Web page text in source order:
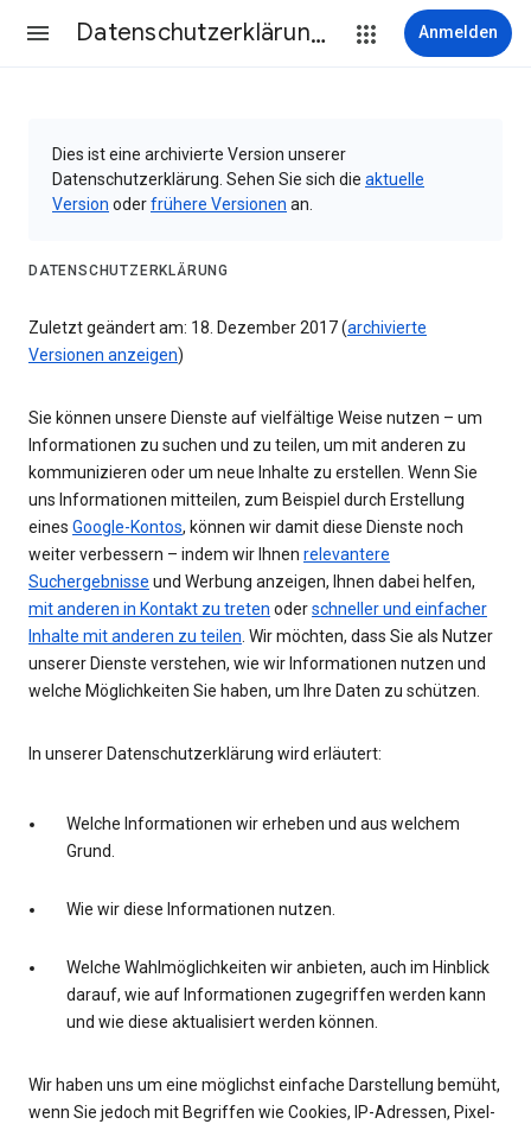
Datenschutzerklärung & Nutzungsbedingungen Anmelden
Dies ist eine archivierte Version unserer
Datenschutzerklärung. Sehen Sie sich die aktuelle
Version oderfrühere Versionen an.
DATENSCHUTZERKLÄRUNG
Zuletzt geändert am: 18. Dezember 2017 (archivierte
Versionen anzeigen)
Sie können unsere Dienste auf vielfältige Weise nutzen – um
Informationen zu suchen und zu teilen, um mit anderen zu
kommunizieren oder um neue Inhalte zu erstellen. Wenn Sie
uns Informationen mitteilen, zum Beispiel durch Erstellung
eines Google-Kontos, können wir damit diese Dienste noch
weiter verbessern – indem wir Ihnen relevantere
Suchergebnisse und Werbung anzeigen, Ihnen dabei helfen,
mit anderen in Kontakt zu treten oderschneller und einfacher
Inhalte mit anderen zu teilen. Wir möchten, dass Sie als Nutzer
unserer Dienste verstehen, wie wir Informationen nutzen und
welche Möglichkeiten Sie haben, um Ihre Daten zu schützen.
In unserer Datenschutzerklärung wird erläutert:
Welche Informationen wir erheben und aus welchem
Grund.
Wie wir diese Informationen nutzen.
Welche Wahlmöglichkeiten wir anbieten, auch im Hinblick
darauf, wie auf Informationen zugegriffen werden kann
und wie diese aktualisiert werden können.
Wir haben uns um eine möglichst einfache Darstellung bemüht,
wenn Sie jedoch mit Begriffen wie Cookies, IP-Adressen, Pixel-